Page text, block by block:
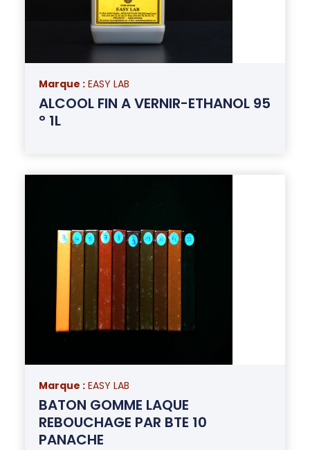
Marque : EASY LAB
ALCOOL FIN A VERNIR-ETHANOL 95
° 1L
Marque : EASY LAB
BATON GOMME LAQUE
REBOUCHAGE PAR BTE 10
PANACHE